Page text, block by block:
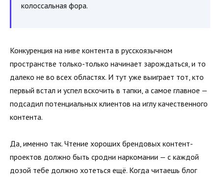
колоссальная фора.
Конкуренция на ниве контента в русскоязычном
пространстве только-только начинает зарождаться, и то
далеко не во всех областях. И тут уже выиграет тот, кто
первый встал и успел вскочить в тапки, а самое главное —
подсадил потенциальных клиентов на иглу качественного
контента.
Да, именно так. Чтение хороших брендовых контент-
проектов должно быть сродни наркомании — с каждой
дозой тебе должно хотеться ещё. Когда читаешь блог